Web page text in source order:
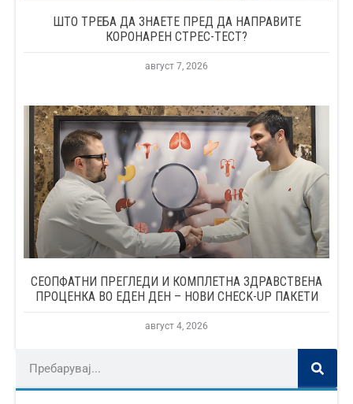
ШТО ТРЕБА ДА ЗНАЕТЕ ПРЕД ДА НАПРАВИТЕ
КОРОНАРЕН СТРЕС-ТЕСТ?
август 7, 2026
СЕОПФАТНИ ПРЕГЛЕДИ И КОМПЛЕТНА ЗДРАВСТВЕНА
ПРОЦЕНКА ВО ЕДЕН ДЕН – НОВИ CHECK-UP ПАКЕТИ
август 4, 2026